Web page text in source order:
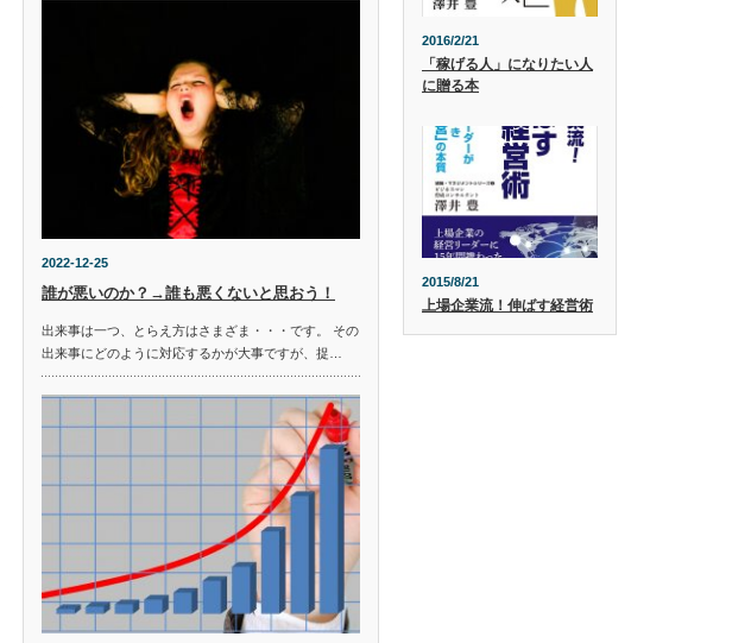
2022-12-25
誰が悪いのか？→誰も悪くないと思おう！
出来事は一つ、とらえ方はさまざま・・・です。 その
出来事にどのように対応するかが大事ですが、捉…
2016/2/21
「稼げる人」になりたい人
に贈る本
2015/8/21
上場企業流！伸ばす経営術